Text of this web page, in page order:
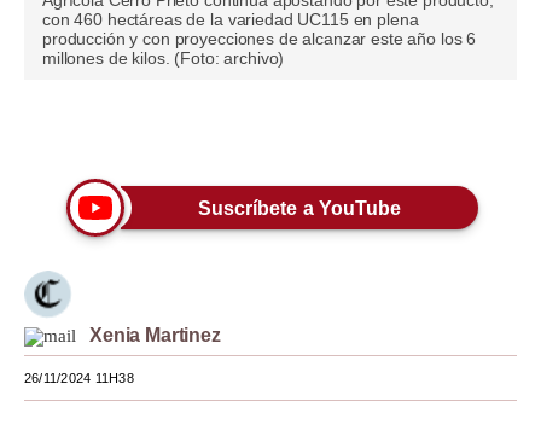
Pregunta de hoy
Viajes
Moda
Estilos
con 460 hectáreas de la variedad UC115 en plena
producción y con proyecciones de alcanzar este año los 6
millones de kilos. (Foto: archivo)
Suscríbete a YouTube
Xenia Martinez
26/11/2024 11H38